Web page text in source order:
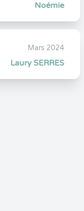
Noémie
Mars 2024
Laury SERRES